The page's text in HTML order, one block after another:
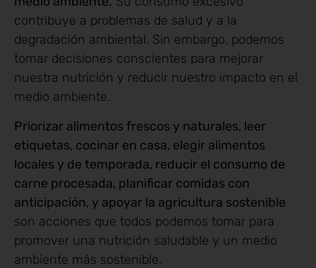
contribuye a problemas de salud y a la
degradación ambiental. Sin embargo, podemos
tomar decisiones conscientes para mejorar
nuestra nutrición y reducir nuestro impacto en el
medio ambiente.
Priorizar alimentos frescos y naturales, leer
etiquetas, cocinar en casa, elegir alimentos
locales y de temporada, reducir el consumo de
carne procesada, planificar comidas con
anticipación, y apoyar la agricultura sostenible
son acciones que todos podemos tomar para
promover una nutrición saludable y un medio
ambiente más sostenible.